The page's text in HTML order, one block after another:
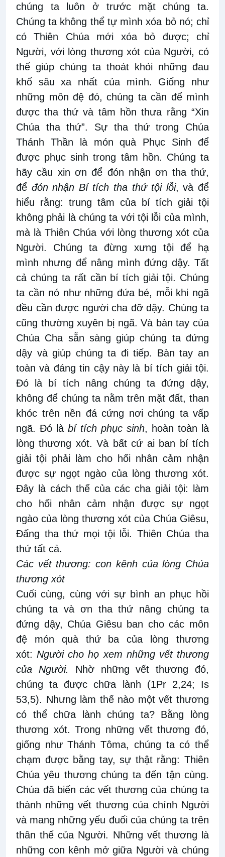
chúng ta luôn ở trước mặt chúng ta.
Chúng ta không thể tự mình xóa bỏ nó; chỉ
có Thiên Chúa mới xóa bỏ được; chỉ
Người, với lòng thương xót của Người, có
thể giúp chúng ta thoát khỏi những đau
khổ sâu xa nhất của mình. Giống như
những môn đệ đó, chúng ta cần để mình
được tha thứ và tâm hồn thưa rằng “Xin
Chúa tha thứ”. Sự tha thứ trong Chúa
Thánh Thần là món quà Phục Sinh để
được phục sinh trong tâm hồn. Chúng ta
hãy cầu xin ơn để đón nhận ơn tha thứ,
để đón nhận Bí tích tha thứ tội lỗi, và để
hiểu rằng: trung tâm của bí tích giải tội
không phải là chúng ta với tội lỗi của mình,
mà là Thiên Chúa với lòng thương xót của
Người. Chúng ta đừng xưng tội để hạ
mình nhưng để nâng mình đứng dậy. Tất
cả chúng ta rất cần bí tích giải tội. Chúng
ta cần nó như những đứa bé, mỗi khi ngã
đều cần được người cha đỡ dậy. Chúng ta
cũng thường xuyên bị ngã. Và bàn tay của
Chúa Cha sẵn sàng giúp chúng ta đứng
dậy và giúp chúng ta đi tiếp. Bàn tay an
toàn và đáng tin cậy này là bí tích giải tội.
Đó là bí tích nâng chúng ta đứng dậy,
không để chúng ta nằm trên mặt đất, than
khóc trên nền đá cứng nơi chúng ta vấp
ngã. Đó là bí tích phục sinh, hoàn toàn là
lòng thương xót. Và bất cứ ai ban bí tích
giải tội phải làm cho hối nhân cảm nhận
được sự ngọt ngào của lòng thương xót.
Đây là cách thế của các cha giải tội: làm
cho hối nhân cảm nhận được sự ngọt
ngào của lòng thương xót của Chúa Giêsu,
Đấng tha thứ mọi tội lỗi. Thiên Chúa tha
thứ tất cả.
Các vết thương: con kênh của lòng Chúa
thương xót
Cuối cùng, cùng với sự bình an phục hồi
chúng ta và ơn tha thứ nâng chúng ta
đứng dậy, Chúa Giêsu ban cho các môn
đệ món quà thứ ba của lòng thương
xót:Người cho họ xem những vết thương
của Người.
Nhờ những vết thương đó,
chúng ta được chữa lành (1Pr 2,24; Is
53,5). Nhưng làm thế nào một vết thương
có thể chữa lành chúng ta? Bằng lòng
thương xót. Trong những vết thương đó,
giống như Thánh Tôma, chúng ta có thể
chạm được bằng tay, sự thật rằng: Thiên
Chúa yêu thương chúng ta đến tận cùng.
Chúa đã biến các vết thương của chúng ta
thành những vết thương của chính Người
và mang những yếu đuối của chúng ta trên
thân thể của Người. Những vết thương là
những con kênh mở giữa Người và chúng